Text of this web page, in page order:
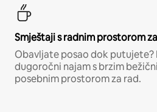
Smještaji s radnim prostorom
Obavljate posao dok putujete?
dugoročni najam s brzim
posebnim prostorom za rad.